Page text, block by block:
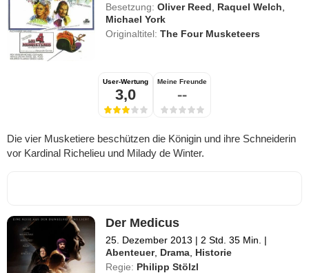
Besetzung: Oliver Reed Raquel Welch
Michael York
Originaltitel:The Four Musketeers
User-Wertung
3,0
Meine Freunde
--
Die vier Musketiere beschützen die Königin und ihre Schneiderin
vor Kardinal Richelieu und Milady de Winter.
Der Medicus
25. Dezember 2013 | 2 Std. 35 Min. |
Abenteuer, Drama Historie
Regie: Philipp Stölzl